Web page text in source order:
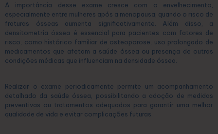
A importância desse exame cresce com o envelhecimento,
especialmente entre mulheres após a menopausa, quando o risco de
fraturas ósseas aumenta significativamente. Além disso, a
densitometria óssea é essencial para pacientes com fatores de
risco, como histórico familiar de osteoporose, uso prolongado de
medicamentos que afetam a saúde óssea ou presença de outras
condições médicas que influenciam na densidade óssea.
Realizar o exame periodicamente permite um acompanhamento
detalhado da saúde óssea, possibilitando a adoção de medidas
preventivas ou tratamentos adequados para garantir uma melhor
qualidade de vida e evitar complicações futuras.